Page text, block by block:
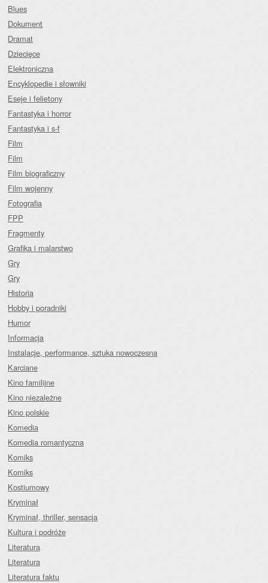
Blues
Dokument
Dramat
Dziecięce
Elektroniczna
Encyklopedie i słowniki
Eseje i felietony
Fantastyka i horror
Fantastyka i s-f
Film
Film
Film biograficzny
Film wojenny
Fotografia
FPP
Fragmenty
Grafika i malarstwo
Gry
Gry
Historia
Hobby i poradniki
Humor
Informacja
Instalacje, performance, sztuka nowoczesna
Karciane
Kino familijne
Kino niezależne
Kino polskie
Komedia
Komedia romantyczna
Komiks
Komiks
Kostiumowy
Kryminał
Kryminał, thriller, sensacja
Kultura i podróże
Literatura
Literatura
Literatura faktu